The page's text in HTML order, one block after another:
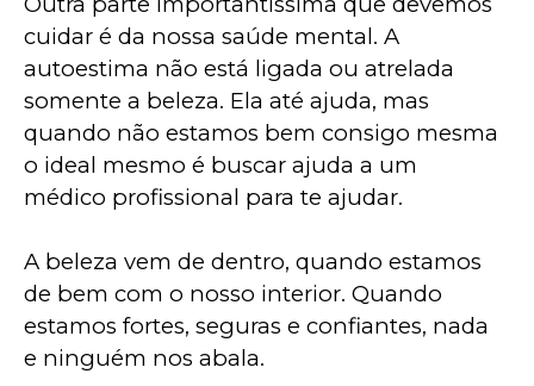
cuidar é da nossa saúde mental. A
autoestima não está ligada ou atrelada
somente a beleza. Ela até ajuda, mas
quando não estamos bem consigo mesma
o ideal mesmo é buscar ajuda a um
médico profissional para te ajudar.
A beleza vem de dentro, quando estamos
de bem com o nosso interior. Quando
estamos fortes, seguras e confiantes, nada
e ninguém nos abala.